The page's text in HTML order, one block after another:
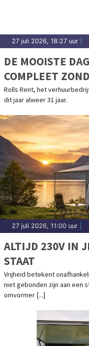
27 juli 2026, 18:27 uur
DE MOOISTE
COMPLEET
TROUWAUTO
Rolls Rent, het
dit jaar alweer 31 jaar.
27 juli 2026, 11:00 uur
ALTIJD 230V IN
STAAT
Vrijheid betekent
niet gebonden zijn aan een
omvormer [...]